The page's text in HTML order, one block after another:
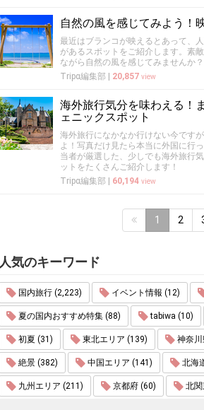
自然の風を感じてみよう！
最近はブランコが映えるとあって、
があるスポットをご紹介します。素
ながら自然の風を感じてみませんか？
Tripα編集部
20,857 view
海外旅行気分を味わえる！
ェニックスポット
海外旅行になかなか行けない今です
よ！写真だけ見たら本当に外国に行
当者が厳選した、少しでも海外旅行
ットをたくさんご紹介します！
Tripα編集部
60,194 view
1 2
人気のキーワード
国内旅行 (2,223) イベント情報 (12)
夏の国内おすすめ特集 (88) tabiwa (10)
初夏 (31) 東北エリア (139) 神奈
絶景 (382) 中国エリア (141) 北海
九州エリア (211) 京都府 (60) 北